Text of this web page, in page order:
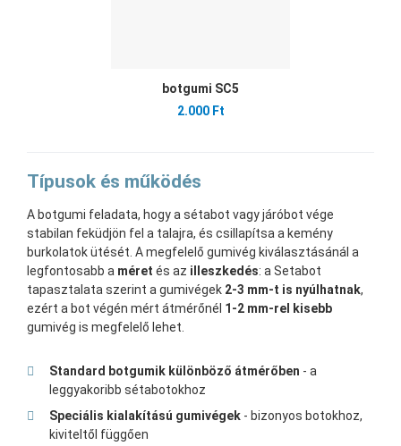
botgumi SC5
2.000 Ft
Típusok és működés
A botgumi feladata, hogy a sétabot vagy járóbot vége
stabilan feküdjön fel a talajra, és csillapítsa a kemény
burkolatok ütését. A megfelelő gumivég kiválasztásánál a
legfontosabb a méret és az illeszkedés: a Setabot
tapasztalata szerint a gumivégek 2-3 mm-t is nyúlhatnak,
ezért a bot végén mért átmérőnél 1-2 mm-rel kisebb
gumivég is megfelelő lehet.
Standard botgumik különböző átmérőben - a
leggyakoribb sétabotokhoz
Speciális kialakítású gumivégek - bizonyos botokhoz,
kiviteltől függően